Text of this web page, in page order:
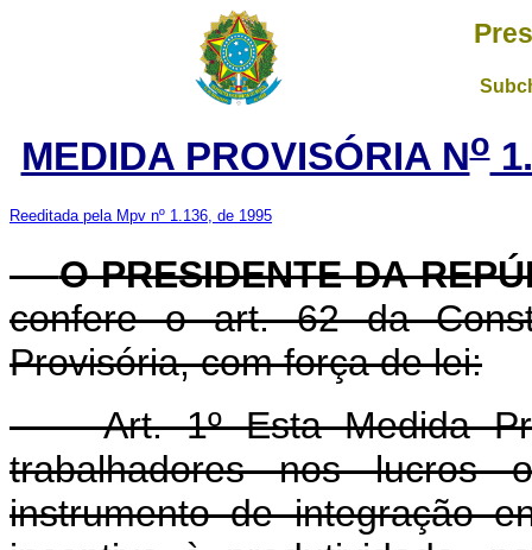
MEDIDA PROVISÓRIA No
Reeditada pela Mpv nº 1.136, de 1995
O PRESIDENTE DA
confere o art. 62 da
Provisória, com força de lei:
Art. 1º Esta Medida
trabalhadores nos lucros
instrumento de integração